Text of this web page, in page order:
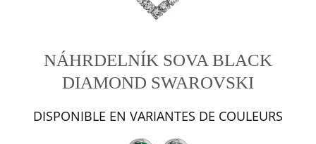
NÁHRDELNÍK SOVA BLACK
DIAMOND SWAROVSKI
DISPONIBLE EN VARIANTES DE COULEURS